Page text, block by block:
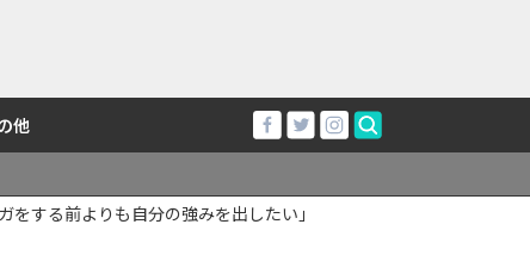
他
する前よりも自分の強みを出したい」